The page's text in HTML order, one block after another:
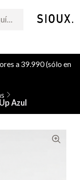
a 39.990 (sólo en
Azul